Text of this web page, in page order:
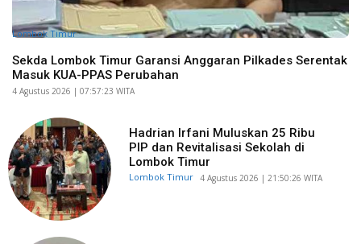
Lombok Timur
Sekda Lombok Timur Garansi Anggaran Pilkades Serentak
Masuk KUA-PPAS Perubahan
​4 Agustus 2026 | 07:57:23 WITA
Hadrian Irfani Muluskan 25 Ribu
PIP dan Revitalisasi Sekolah di
Lombok Timur
Lombok Timur ​4 Agustus 2026 | 21:50:26 WITA